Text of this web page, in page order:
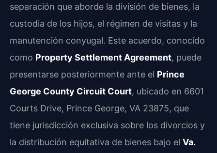
separación que aborde la división de bienes, la
custodia de los hijos, el régimen de visitas y la
manutención conyugal. Este acuerdo, conocido
como Property Settlement Agreement, puede
presentarse posteriormente ante el Prince
George County Circuit Court, ubicado en 6601
Courts Drive, Prince George, VA 23875, que
tiene jurisdicción exclusiva sobre los divorcios y
la distribución equitativa de bienes bajo el Va.